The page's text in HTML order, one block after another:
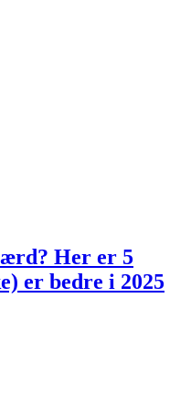
Her er 5
er bedre i 2025